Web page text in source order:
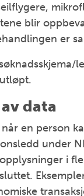
blir
er
data
en person
under
i